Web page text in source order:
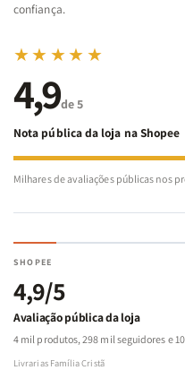
confiança.
★★★★★
4,9de 5
Nota pública da loja na Shopee
Milhares de avaliações públicas nos
SHOPEE
4,9/5
Avaliação pública da loja
4 mil produtos, 298 mil seguidores e
Livrarias Família Cristã